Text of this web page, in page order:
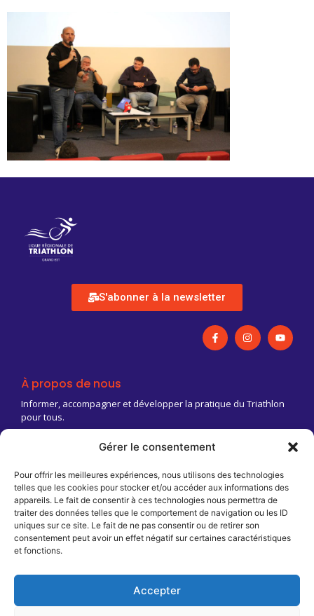
Gérer le consentement
Pour offrir les meilleures expériences, nous utilisons des technologies
telles que les cookies pour stocker et/ou accéder aux informations des
appareils. Le fait de consentir à ces technologies nous permettra de
traiter des données telles que le comportement de navigation ou les ID
uniques sur ce site. Le fait de ne pas consentir ou de retirer son
consentement peut avoir un effet négatif sur certaines caractéristiques
et fonctions.
Accepter
S'abonner à la newsletter
À propos de nous
Informer, accompagner et développer la pratique du Triathlon
pour tous.
03 83 18 88 03
Contact@triathlongrandest.fr
Maison Régionale des Sports
13 rue Jean Moulin
CS 70001
54510 Tomblaine
Boîte à outils / FAQ
Cookies
Mentions légales